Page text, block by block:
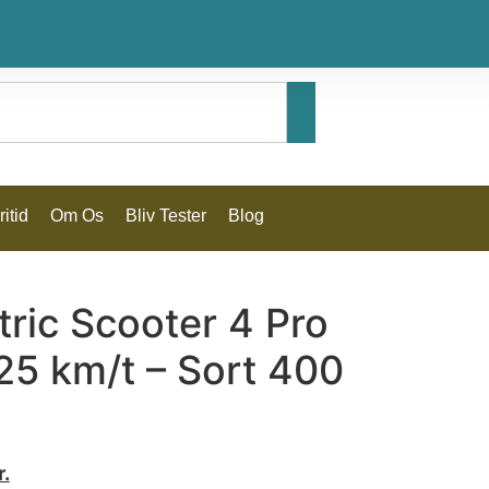
Om Os Bliv Tester Blog
Scooter 4 Pro
km/t – Sort 400